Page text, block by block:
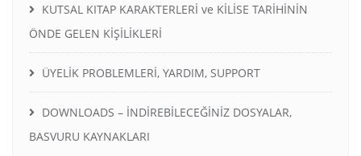
KUTSAL KITAP KARAKTERLERİ ve KİLİSE TARİHİNİN
ÖNDE GELEN KİŞİLİKLERİ
ÜYELİK PROBLEMLERİ, YARDIM, SUPPORT
DOWNLOADS – İNDİREBİLECEĞİNİZ DOSYALAR,
BASVURU KAYNAKLARI